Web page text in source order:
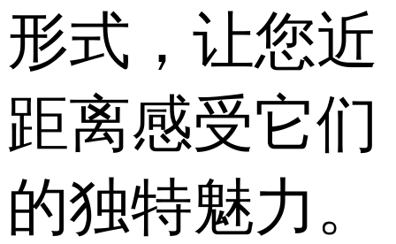
形式，让您近
距离感受它们
的独特魅力。